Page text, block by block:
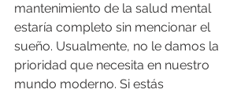
mantenimiento de la salud mental
estaría completo sin mencionar el
sueño. Usualmente, no le damos la
prioridad que necesita en nuestro
mundo moderno. Si estás